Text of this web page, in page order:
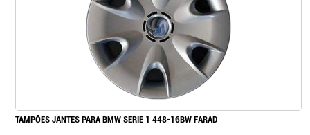
TAMPÕES JANTES PARA BMW SERIE 1 448-16BW FARAD
Continuar a comprar